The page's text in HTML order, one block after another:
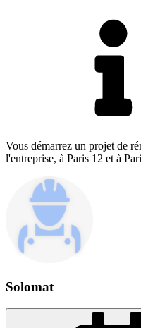
Vous démarrez un projet de
l'entreprise, à Paris 12 et à
Solomat